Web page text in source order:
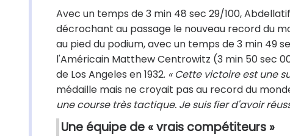
Avec un temps de 3 min 48 sec 29/100,
décrochant au passage le nouveau record du
au pied du podium, avec un temps de 3 min 49
l'Américain Matthew Centrowitz (3 min 50 sec
de Los Angeles en 1932. « Cette victoire est une
médaille mais ne croyait pas au record du
une course très tactique. Je suis fier d'avoir
Une équipe de « vrais compétiteurs »